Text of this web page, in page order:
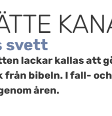
svett
lackar kallas att
bibeln. I fall-
åren.